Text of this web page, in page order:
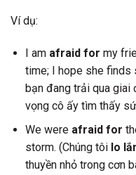
Ví dụ:
I am afraid for my
time; I hope she finds
bạn đang trải qua giai
vọng cô ấy tìm thấy
We were afraid for
storm. (Chúng tôi lo
thuyền nhỏ trong cơn